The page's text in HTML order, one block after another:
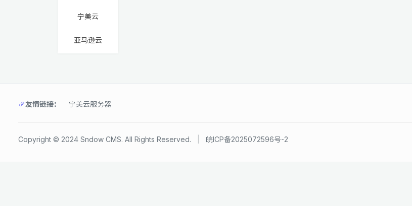
宁美云
亚马逊云
友情链接： 宁美云服务器
Copyright © 2024 Sndow CMS. All Rights Reserved. 皖ICP备2025072596号-2